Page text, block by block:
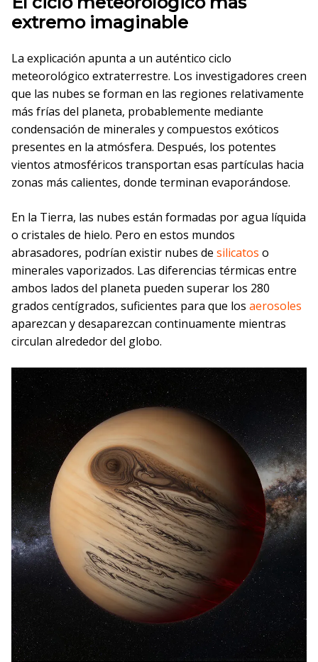
extremo imaginable
La explicación apunta a un auténtico ciclo
meteorológico extraterrestre. Los investigadores creen
que las nubes se forman en las regiones relativamente
más frías del planeta, probablemente mediante
condensación de minerales y compuestos exóticos
presentes en la atmósfera. Después, los potentes
vientos atmosféricos transportan esas partículas hacia
zonas más calientes, donde terminan evaporándose.
En la Tierra, las nubes están formadas por agua líquida
o cristales de hielo. Pero en estos mundos
abrasadores, podrían existir nubes de silicatos o
minerales vaporizados. Las diferencias térmicas entre
ambos lados del planeta pueden superar los 280
grados centígrados, suficientes para que los aerosoles
aparezcan y desaparezcan continuamente mientras
circulan alrededor del globo.